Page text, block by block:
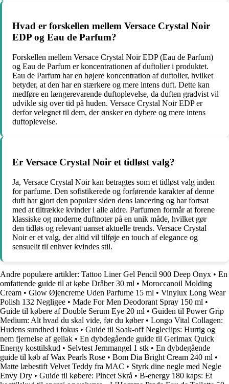
Hvad er forskellen mellem Versace Crystal Noir
EDP og Eau de Parfum?
Forskellen mellem Versace Crystal Noir EDP (Eau de Parfum)
og Eau de Parfum er koncentrationen af duftolier i produktet.
Eau de Parfum har en højere koncentration af duftolier, hvilket
betyder, at den har en stærkere og mere intens duft. Dette kan
medføre en længerevarende duftoplevelse, da duften gradvist vil
udvikle sig over tid på huden. Versace Crystal Noir EDP er
derfor velegnet til dem, der ønsker en dybere og mere intens
duftoplevelse.
Er Versace Crystal Noir et tidløst valg?
Ja, Versace Crystal Noir kan betragtes som et tidløst valg inden
for parfume. Den sofistikerede og forførende karakter af denne
duft har gjort den populær siden dens lancering og har fortsat
med at tiltrække kvinder i alle aldre. Parfumen formår at forene
klassiske og moderne duftnoter på en unik måde, hvilket gør
den tidløs og relevant uanset aktuelle trends. Versace Crystal
Noir er et valg, der altid vil tilføje en touch af elegance og
sensuelit til enhver kvindes stil.
Andre populære artikler: Tattoo Liner Gel Pencil 900 Deep Onyx • En
omfattende guide til at købe Dråber 30 ml • Moroccanoil Molding
Cream • Glow Øjencreme Uden Parfume 15 ml • Vinylux Long Wear
Polish 132 Negligee • Made For Men Deodorant Spray 150 ml •
Guide til købere af Double Serum Eye 20 ml • Guiden til Power Grip
Medium: Alt hvad du skal vide, før du køber• Longo Vital Collagen:
Hudens sundhed i fokus • Guide til Soak-off Negleclips: Hurtig og
nem fjernelse af gellak • En dybdegående guide til Gerimax Quick
Energy kosttilskud • Selvtest Jernmangel 1 stk • En dybdegående
guide til køb af Wax Pearls Rose • Bom Dia Bright Cream 240 ml •
Matte læbestift Velvet Teddy fra MAC • Styrk dine negle med Negle
Envy Dry • Guide til købere: Pincet Skrå • B-energy 180 kaps: Et